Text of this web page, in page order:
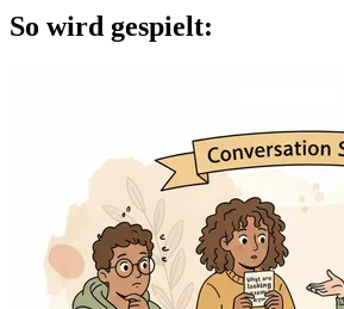
So wird gespielt: